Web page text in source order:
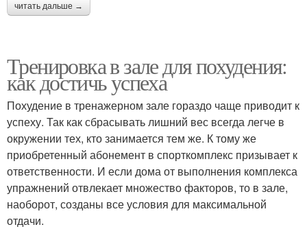
читать дальше →
Тренировка в зале для похудения:
как достичь успеха
Похудение в тренажерном зале гораздо чаще приводит к
успеху. Так как сбрасывать лишний вес всегда легче в
окружении тех, кто занимается тем же. К тому же
приобретенный абонемент в спорткомплекс призывает к
ответственности. И если дома от выполнения комплекса
упражнений отвлекает множество факторов, то в зале,
наоборот, созданы все условия для максимальной
отдачи.